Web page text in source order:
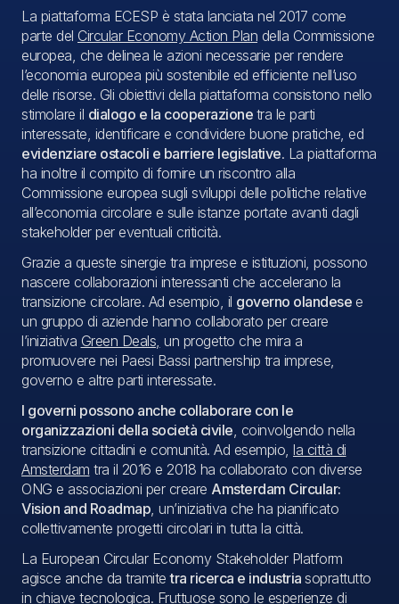
La piattaforma ECESP è stata lanciata nel 2017 come
parte del Circular Economy Action Plan della Commissione
europea, che delinea le azioni necessarie per rendere
l’economia europea più sostenibile ed efficiente nell’uso
delle risorse. Gli obiettivi della piattaforma consistono nello
stimolare il dialogo e la cooperazione tra le parti
interessate, identificare e condividere buone pratiche, ed
evidenziare ostacoli e barriere legislative. La piattaforma
ha inoltre il compito di fornire un riscontro alla
Commissione europea sugli sviluppi delle politiche relative
all’economia circolare e sulle istanze portate avanti dagli
stakeholder per eventuali criticità.
Grazie a queste sinergie tra imprese e istituzioni, possono
nascere collaborazioni interessanti che accelerano la
transizione circolare. Ad esempio, il governo olandese e
un gruppo di aziende hanno collaborato per creare
l’iniziativa Green Deals, un progetto che mira a
promuovere nei Paesi Bassi partnership tra imprese,
governo e altre parti interessate.
I governi possono anche collaborare con le
organizzazioni della società civile , coinvolgendo nella
transizione cittadini e comunità. Ad esempio, la città di
Amsterdam tra il 2016 e 2018 ha collaborato con diverse
ONG e associazioni per creare Amsterdam Circular:
Vision and Roadmap , un’iniziativa che ha pianificato
collettivamente progetti circolari in tutta la città.
La European Circular Economy Stakeholder Platform
agisce anche da tramitetra ricerca e industria soprattutto
in chiave tecnologica. Fruttuose sono le esperienze di